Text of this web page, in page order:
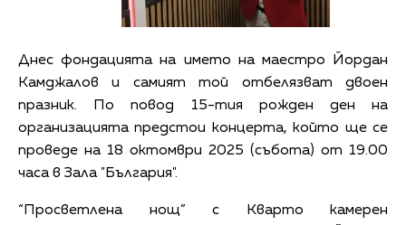
Днес фондацията на името на маестро Йордан
Камджалов и самият той отбелязват двоен
празник. По повод 15-тия рожден ден на
организацията предстои концерта, който ще се
проведе на 18 октомври 2025 (събота) от 19.00
часа в Зала "България".
“Просветлена нощ” с Кварто камерен